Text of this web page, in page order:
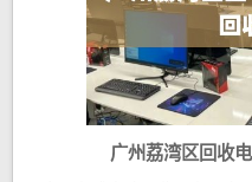
广州荔湾区回收